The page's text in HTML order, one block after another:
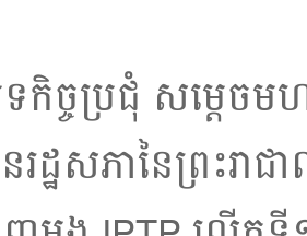
កិច្ចប្រជុំ សម្តេច
រដ្ឋសភានៃព្រះរា